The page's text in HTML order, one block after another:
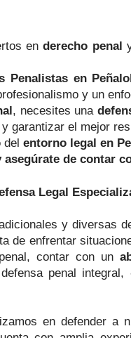
enderecho penal
Penalistas en
y un
, necesites una
y garantizar el mejor
del entorno legal en
de contar
Legal
y diversas
de enfrentar
contar con un
penal
en defender a